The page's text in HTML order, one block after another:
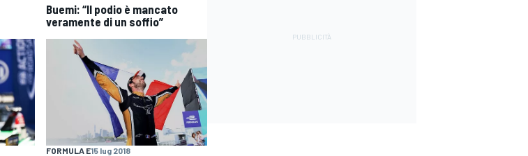
Buemi: “Il podio è mancato
veramente di un soffio”
FORMULA E15 lug 2018